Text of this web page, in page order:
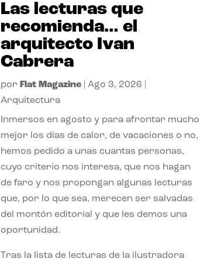
Las lecturas que
recomienda… el
arquitecto Ivan
Cabrera
por Flat Magazine |Ago 3, 2026
Arquitectura
Inmersos en agosto y para afrontar mucho
mejor los días de calor, de vacaciones o no,
hemos pedido a unas cuantas personas,
cuyo criterio nos interesa, que nos hagan
de faro y nos propongan algunas lecturas
que, por lo que sea, merecen ser salvadas
del montón editorial y que les demos una
oportunidad.
Tras la lista de lecturas de la ilustradora